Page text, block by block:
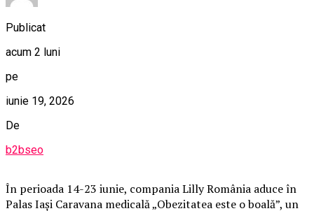
Publicat
acum 2 luni
pe
iunie 19, 2026
De
b2bseo
În perioada 14-23 iunie, compania Lilly România aduce în
Palas Iași Caravana medicală „Obezitatea este o boală”, un